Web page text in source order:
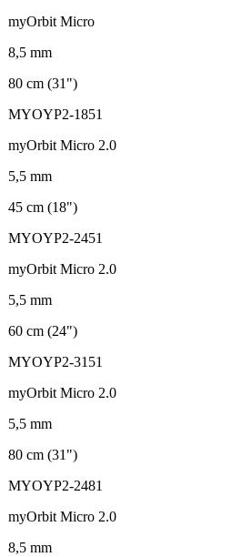
myOrbit Micro
8,5 mm
80 cm (31")
MYOYP2-1851
myOrbit Micro 2.0
5,5 mm
45 cm (18")
MYOYP2-2451
myOrbit Micro 2.0
5,5 mm
60 cm (24")
MYOYP2-3151
myOrbit Micro 2.0
5,5 mm
80 cm (31")
MYOYP2-2481
myOrbit Micro 2.0
8,5 mm